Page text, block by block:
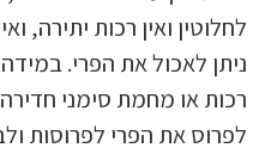
לחלוטין ואין רכות יתירה,
ניתן לאכול את הפרי.
רכות או מחמת סימני
לפרוס את הפרי לפרוסות